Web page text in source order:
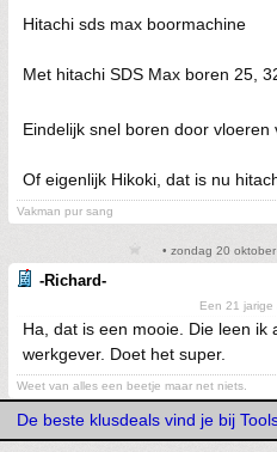
Hitachi sds max boormachine
Met hitachi SDS Max boren 25,
Eindelijk snel boren door vloeren
Of eigenlijk Hikoki, dat is nu
Vakman pur sang
• zondag 20
-Richard-
Een 21 jarige
Ha, dat is een mooie. Die leen ik
werkgever. Doet het super.
Weet van alles een beetje maar net niets.
De beste klusdeals vind je bij